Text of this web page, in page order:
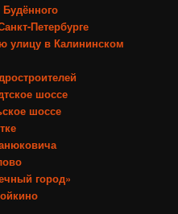
Петербурге
улицу в Калининском
шоссе
шоссе
город»